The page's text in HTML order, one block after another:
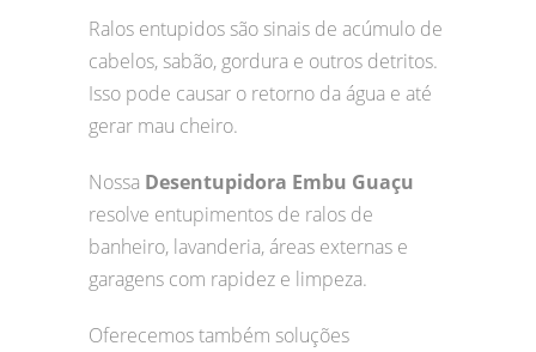
Ralos entupidos são sinais de acúmulo de
cabelos, sabão, gordura e outros detritos.
Isso pode causar o retorno da água e até
gerar mau cheiro.
Nossa Desentupidora Embu Guaçu
resolve entupimentos de ralos de
banheiro, lavanderia, áreas externas e
garagens com rapidez e limpeza.
Oferecemos também soluções